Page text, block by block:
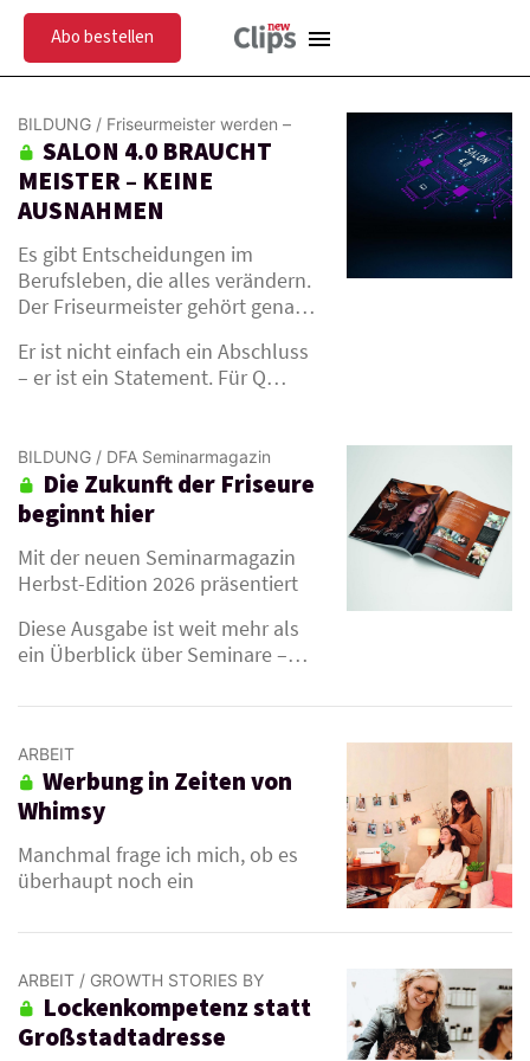
Abo bestellen menu
BILDUNG / Friseurmeister werden –
und die eigene Zukunft auf ein neues
Level heben
L SALON 4.0 BRAUCHT
MEISTER – KEINE
AUSNAHMEN
Es gibt Entscheidungen im
Berufsleben, die alles verändern.
Der Friseurmeister gehört genau
Er ist nicht einfach ein Abschluss
– er ist ein Statement. Für Q…
BILDUNG / DFA Seminarmagazin
Herbst-Edition 2026 –
L
Die Zukunft der Friseure
beginnt hier
Mit der neuen Seminarmagazin
Herbst-Edition 2026 präsentiert
erneut ein Bildungsformat, das
Maßstäbe setzt.
Diese Ausgabe ist weit mehr als
ein Überblick über Seminare –…
ARBEIT
L Werbung in Zeiten von
Whimsy
Manchmal frage ich mich, ob es
überhaupt noch ein
über das man in der Werbung
wichtigste Werbung heute die für
Mitarbeiter? Ich habe lange
darüber nachgedacht und dann
ARBEIT / GROWTH STORIES BY
NEWCLIPS & SETCARD-MAGAZIN.DE
L
Lockenkompetenz statt
Großstadtadresse